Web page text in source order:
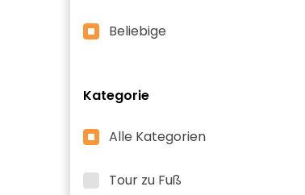
Beliebige
Kategorie
Alle Kategorien
Tour zu Fuß